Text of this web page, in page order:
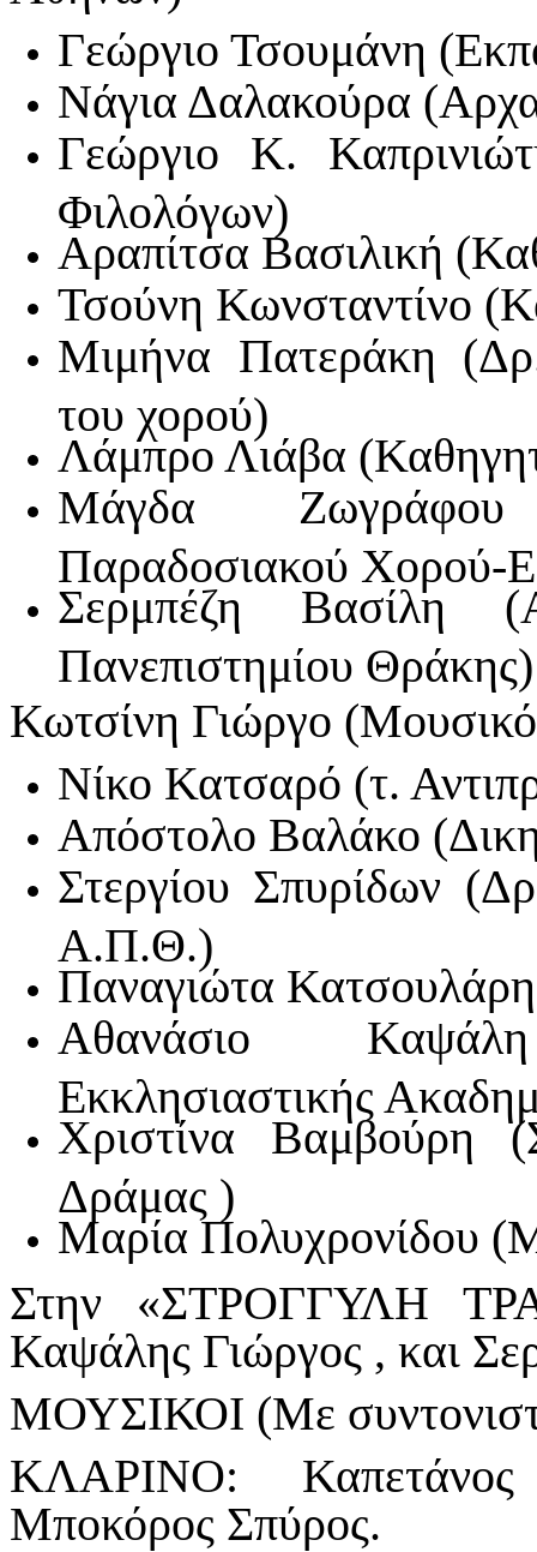
Γεώργιο Τσουμάνη
Νάγια Δαλακούρα
Γεώργιο Κ.
Φιλολόγων)
Αραπίτσα Βασιλική
Τσούνη Κωνσταντίνο
Μιμήνα Πατεράκη
του χορού)
Λάμπρο Λιάβα
Μάγδα Ζωγράφου
Παραδοσιακού Χορού-
Σερμπέζη Βασίλη
Πανεπιστημίου Θράκης)
Κωτσίνη Γιώργο
Νίκο Κατσαρό (τ.
Απόστολο Βαλάκο
Στεργίου Σπυρίδων
Α.Π.Θ.)
Παναγιώτα
Αθανάσιο
Εκκλησιαστικής
Χριστίνα Βαμβούρη
Δράμας )
Μαρία Πολυχρονίδου
Στην «ΣΤΡΟΓΓΥΛΗ
Καψάλης Γιώργος , και
ΜΟΥΣΙΚΟΙ (Με
ΚΛΑΡΙΝΟ:
Μποκόρος Σπύρος.